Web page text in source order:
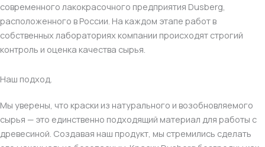
современного лакокрасочного предприятия Dusberg,
расположенного в России. На каждом этапе работ в
собственных лабораториях компании происходят строгий
контроль и оценка качества сырья.
Наш подход.
Мы уверены, что краски из натурального и возобновляемого
сырья — это единственно подходящий материал для работы с
древесиной. Создавая наш продукт, мы стремились сделать